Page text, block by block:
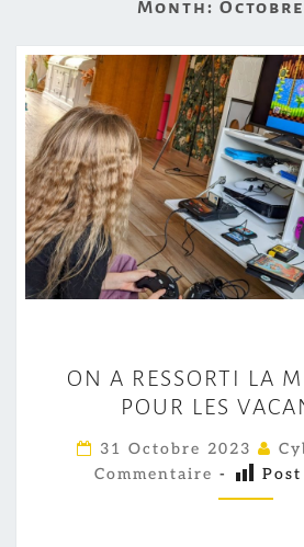
Month: Octobre
N
A
R
E
S
ON A RESSORTI LA
POUR LES
31 Octobre 2023
Commentaire -